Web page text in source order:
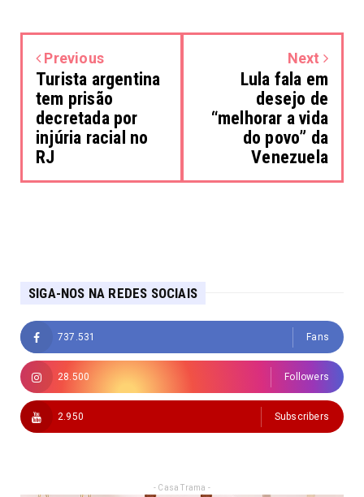
Previous
Turista argentina
tem prisão
decretada por
injúria racial no
RJ
Next
Lula fala em
desejo de
“melhorar a vida
do povo” da
Venezuela
SIGA-NOS NA REDES SOCIAIS
737.531 Fans
28.500 Followers
2.950 Subscribers
- Casa Trama -